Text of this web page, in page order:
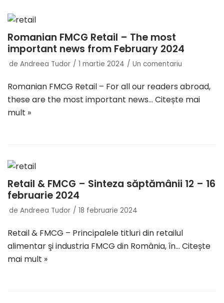
Romanian FMCG Retail – The most
important news from February 2024
de Andreea Tudor 1 martie 2024 Un comentariu
Romanian FMCG Retail – For all our readers abroad,
these are the most important news… Citește mai
mult »
Retail & FMCG – Sinteza săptămânii 12 – 16
februarie 2024
de Andreea Tudor 18 februarie 2024
Retail & FMCG – Principalele titluri din retailul
alimentar şi industria FMCG din România, în… Citește
mai mult »